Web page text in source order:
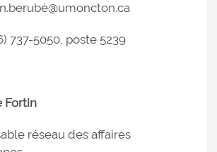
737-5050, poste 5239
Fortin
réseau des affaires